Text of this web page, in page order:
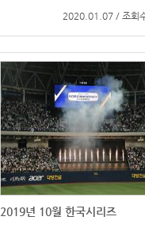
2020.01.07 / 조회
2019년 10월 한국시리즈